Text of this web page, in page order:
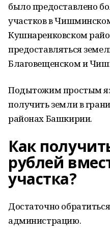
было предоставлено
участков в
Кушнаренковском
предоставляться
Благовещенском и
Подытожим простым
получить земли в
районах Башкирии.
Как
рублей
участка?
Достаточно
администрацию.